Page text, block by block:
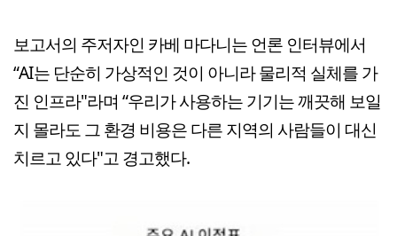
보고서의 주저자인 카베 마다니는 언론 인터뷰에서
“AI는 단순히 가상적인 것이 아니라 물리적 실체를 가
진 인프라"라며 “우리가 사용하는 기기는 깨끗해 보일
지 몰라도 그 환경 비용은 다른 지역의 사람들이 대신
치르고 있다"고 경고했다.